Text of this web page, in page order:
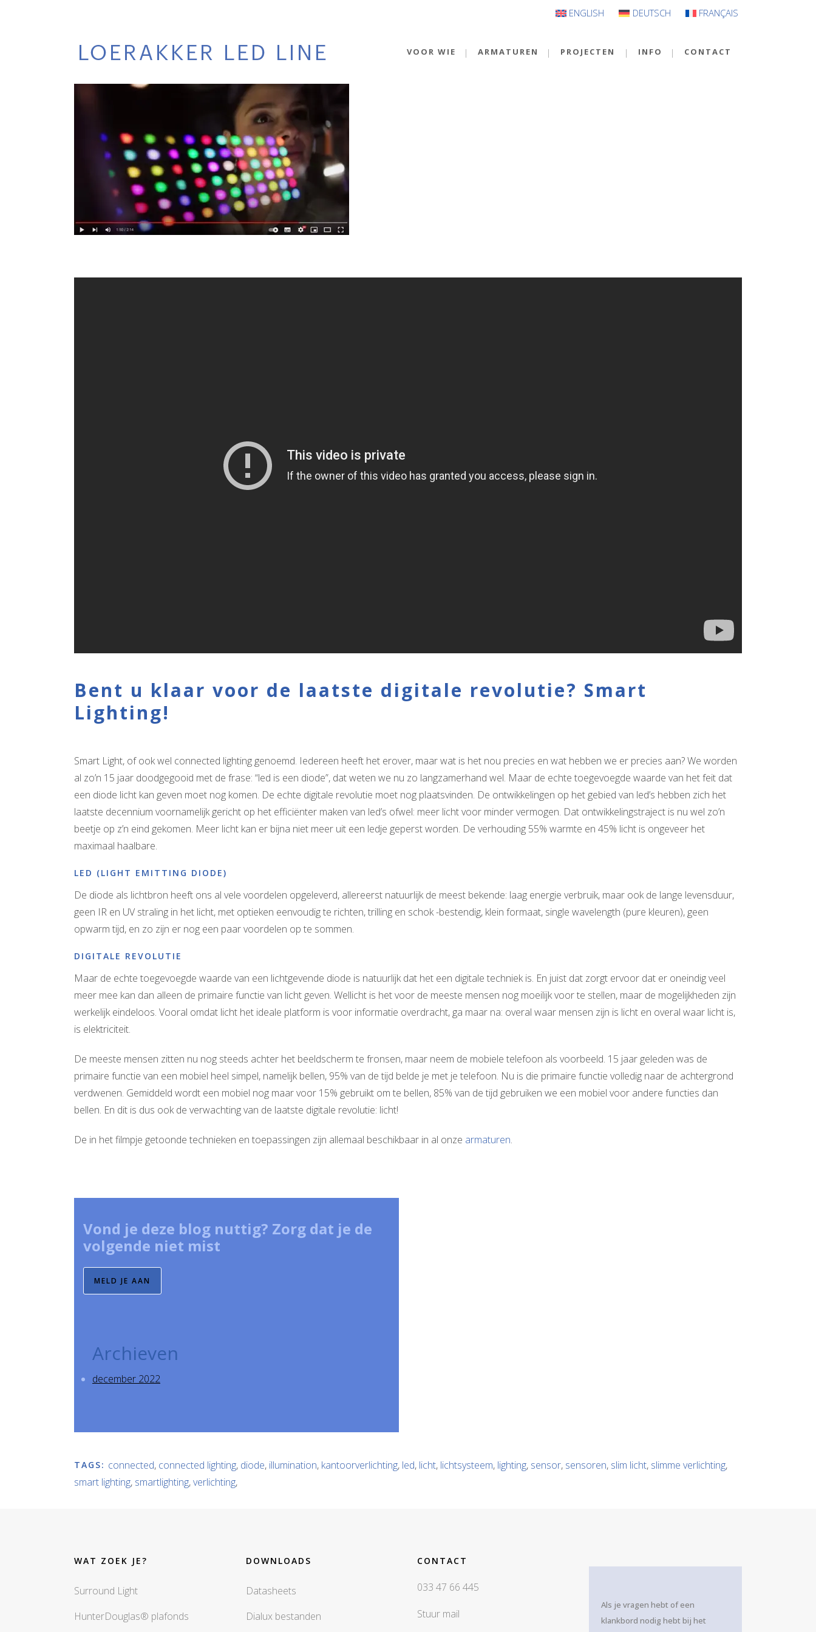
ENGLISH DEUTSCH FRANÇAIS
VOOR WIE ARMATUREN PROJECTEN INFO CONTACT
Bent u klaar voor de laatste digitale revolutie? Smart
Lighting!
Smart Light, of ook wel connected lighting genoemd. Iedereen heeft het erover, maar wat is het nou precies en wat hebben we er precies aan? We worden
al zo’n 15 jaar doodgegooid met de frase: “led is een diode”, dat weten we nu zo langzamerhand wel. Maar de echte toegevoegde waarde van het feit dat
een diode licht kan geven moet nog komen. De echte digitale revolutie moet nog plaatsvinden. De ontwikkelingen op het gebied van led’s hebben zich het
laatste decennium voornamelijk gericht op het efficiënter maken van led’s ofwel: meer licht voor minder vermogen. Dat ontwikkelingstraject is nu wel zo’n
beetje op z’n eind gekomen. Meer licht kan er bijna niet meer uit een ledje geperst worden. De verhouding 55% warmte en 45% licht is ongeveer het
maximaal haalbare.
LED (LIGHT EMITTING DIODE)
De diode als lichtbron heeft ons al vele voordelen opgeleverd, allereerst natuurlijk de meest bekende: laag energie verbruik, maar ook de lange levensduur,
geen IR en UV straling in het licht, met optieken eenvoudig te richten, trilling en schok -bestendig, klein formaat, single wavelength (pure kleuren), geen
opwarm tijd, en zo zijn er nog een paar voordelen op te sommen.
DIGITALE REVOLUTIE
Maar de echte toegevoegde waarde van een lichtgevende diode is natuurlijk dat het een digitale techniek is. En juist dat zorgt ervoor dat er oneindig veel
meer mee kan dan alleen de primaire functie van licht geven. Wellicht is het voor de meeste mensen nog moeilijk voor te stellen, maar de mogelijkheden zijn
werkelijk eindeloos. Vooral omdat licht het ideale platform is voor informatie overdracht, ga maar na: overal waar mensen zijn is licht en overal waar licht is,
is elektriciteit.
De meeste mensen zitten nu nog steeds achter het beeldscherm te fronsen, maar neem de mobiele telefoon als voorbeeld. 15 jaar geleden was de
primaire functie van een mobiel heel simpel, namelijk bellen, 95% van de tijd belde je met je telefoon. Nu is die primaire functie volledig naar de achtergrond
verdwenen. Gemiddeld wordt een mobiel nog maar voor 15% gebruikt om te bellen, 85% van de tijd gebruiken we een mobiel voor andere functies dan
bellen. En dit is dus ook de verwachting van de laatste digitale revolutie: licht!
De in het filmpje getoonde technieken en toepassingen zijn allemaal beschikbaar in al onze armaturen.
Vond je deze blog nuttig? Zorg dat je de
volgende niet mist
MELD JE AAN
Archieven
december 2022
TAGS: connected, connected lighting, diode, illumination, kantoorverlichting, led, licht, lichtsysteem, lighting, sensor, sensoren, slim licht, slimme verlichting,
smart lighting, smartlighting,verlichting,
WAT ZOEK JE?
Surround Light
HunterDouglas® plafonds
DOWNLOADS
Datasheets
Dialux bestanden
CONTACT
033 47 66 445
Stuur mail
Als je vragen hebt of een
klankbord nodig hebt bij het